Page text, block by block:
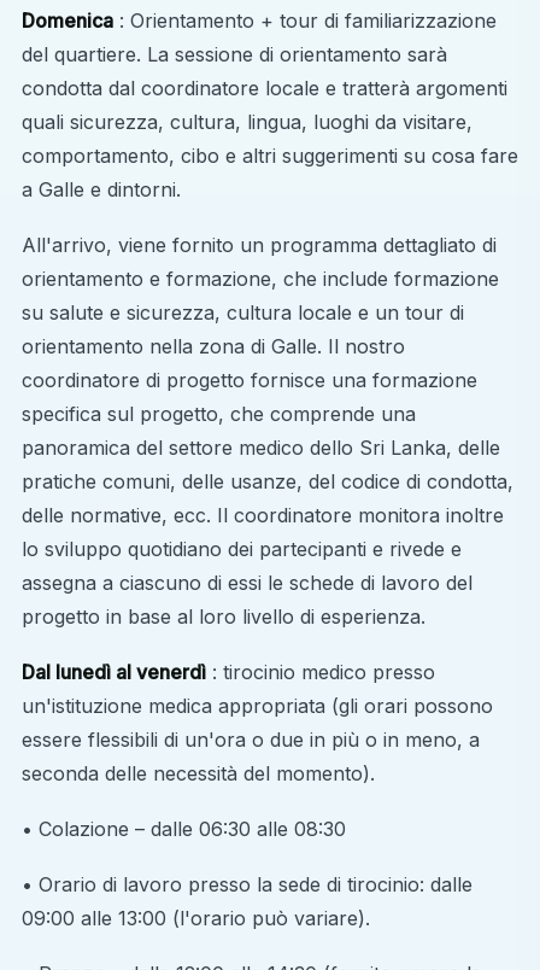
Domenica : Orientamento + tour di familiarizzazione
del quartiere. La sessione di orientamento sarà
condotta dal coordinatore locale e tratterà argomenti
quali sicurezza, cultura, lingua, luoghi da visitare,
comportamento, cibo e altri suggerimenti su cosa fare
a Galle e dintorni.
All'arrivo, viene fornito un programma dettagliato di
orientamento e formazione, che include formazione
su salute e sicurezza, cultura locale e un tour di
orientamento nella zona di Galle. Il nostro
coordinatore di progetto fornisce una formazione
specifica sul progetto, che comprende una
panoramica del settore medico dello Sri Lanka, delle
pratiche comuni, delle usanze, del codice di condotta,
delle normative, ecc. Il coordinatore monitora inoltre
lo sviluppo quotidiano dei partecipanti e rivede e
assegna a ciascuno di essi le schede di lavoro del
progetto in base al loro livello di esperienza.
Dal lunedì al venerdì : tirocinio medico presso
un'istituzione medica appropriata (gli orari possono
essere flessibili di un'ora o due in più o in meno, a
seconda delle necessità del momento).
• Colazione – dalle 06:30 alle 08:30
• Orario di lavoro presso la sede di tirocinio: dalle
09:00 alle 13:00 (l'orario può variare).